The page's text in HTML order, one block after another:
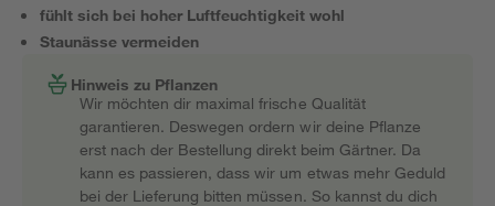
fühlt sich bei hoher Luftfeuchtigkeit wohl
Staunässe vermeiden
Hinweis zu Pflanzen
Wir möchten dir maximal frische Qualität
garantieren. Deswegen ordern wir deine Pflanze
erst nach der Bestellung direkt beim Gärtner. Da
kann es passieren, dass wir um etwas mehr Geduld
bei der Lieferung bitten müssen. So kannst du dich